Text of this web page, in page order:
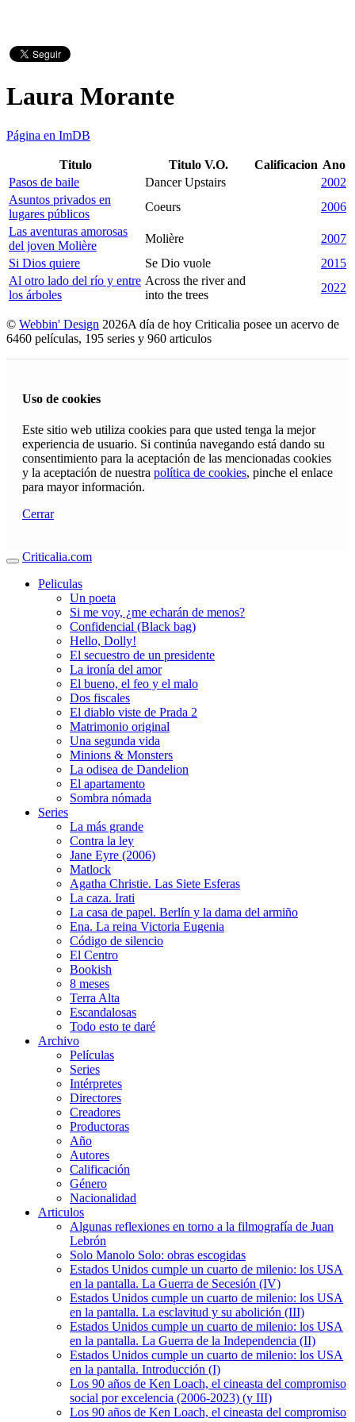
Laura Morante
Página en ImDB
Titulo Titulo V.O. Calificacion Ano
Pasos de baile
Dancer Upstairs
2002
Asuntos privados en
lugares públicos
Coeurs
2006
Las aventuras amorosas
del joven Molière
Molière
2007
Si Dios quiere
Se Dio vuole
2015
Al otro lado del río y entre
los árboles
Across the river and
into the trees
2022
© Webbin' Design 2026A día de hoy Criticalia posee un acervo de
6460 películas, 195 series y 960 articulos
Uso de cookies
Este sitio web utiliza cookies para que usted tenga la mejor
experiencia de usuario. Si continúa navegando está dando su
consentimiento para la aceptación de las mencionadas cookies
y la aceptación de nuestra política de cookies, pinche el enlace
para mayor información.
Cerrar
Criticalia.com
Peliculas
Un poeta
Si me voy, ¿me echarán de menos?
Confidencial (Black bag)
Hello, Dolly!
El secuestro de un presidente
La ironía del amor
El bueno, el feo y el malo
Dos fiscales
El diablo viste de Prada 2
Matrimonio original
Una segunda vida
Minions & Monsters
La odisea de Dandelion
El apartamento
Sombra nómada
Series
La más grande
Contra la ley
Jane Eyre (2006)
Matlock
Agatha Christie. Las Siete Esferas
La caza. Irati
La casa de papel. Berlín y la dama del armiño
Ena. La reina Victoria Eugenia
Código de silencio
El Centro
Bookish
8 meses
Terra Alta
Escandalosas
Todo esto te daré
Archivo
Películas
Series
Intérpretes
Directores
Creadores
Productoras
Año
Autores
Calificación
Género
Nacionalidad
Articulos
Algunas reflexiones en torno a la filmografía de Juan
Lebrón
Solo Manolo Solo: obras escogidas
Estados Unidos cumple un cuarto de milenio: los USA
en la pantalla. La Guerra de Secesión (IV)
Estados Unidos cumple un cuarto de milenio: los USA
en la pantalla. La esclavitud y su abolición (III)
Estados Unidos cumple un cuarto de milenio: los USA
en la pantalla. La Guerra de la Independencia (II)
Estados Unidos cumple un cuarto de milenio: los USA
en la pantalla. Introducción (I)
Los 90 años de Ken Loach, el cineasta del compromiso
social por excelencia (2006-2023) (y III)
Los 90 años de Ken Loach, el cineasta del compromiso